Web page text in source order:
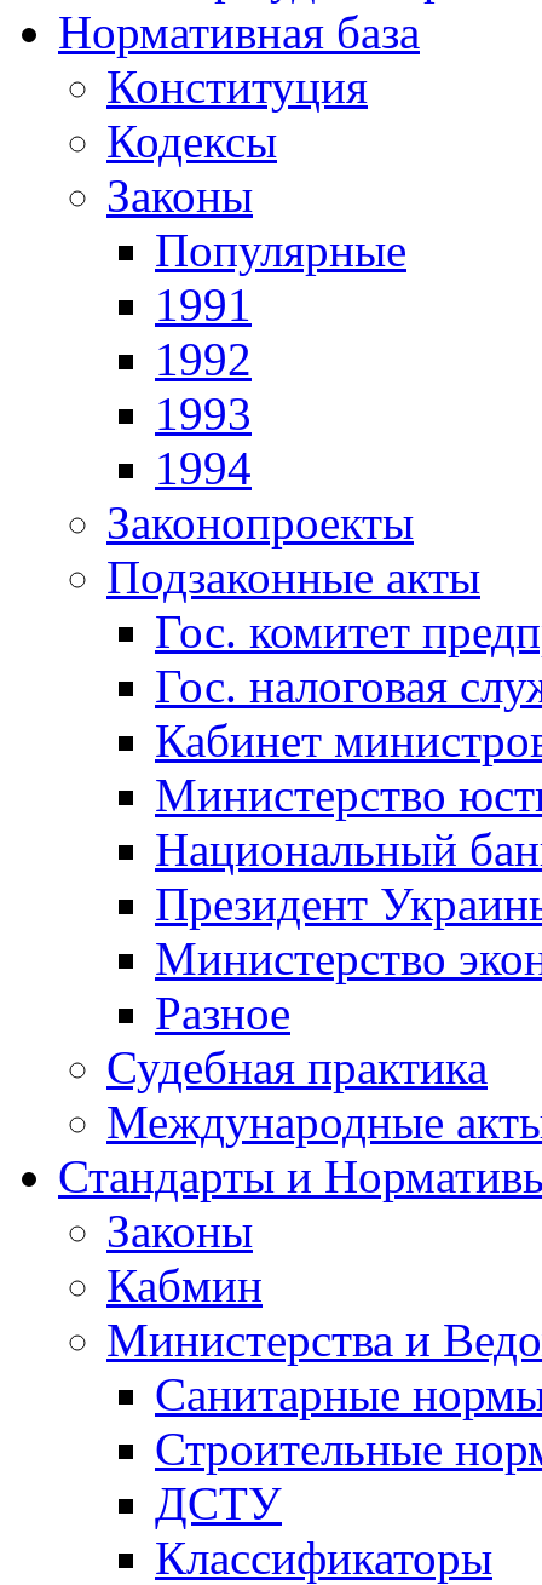
Нормативная база
Конституция
Кодексы
Законы
Популярные
1991
1992
1993
1994
Законопроекты
Подзаконные акты
Гос. комитет
Гос. налоговая
Кабинет
Министерство
Национальный
Президент
Министерство
Разное
Судебная практика
Международные
Стандарты и
Законы
Кабмин
Министерства и
Санитарные
Строительные
ДСТУ
Классификаторы